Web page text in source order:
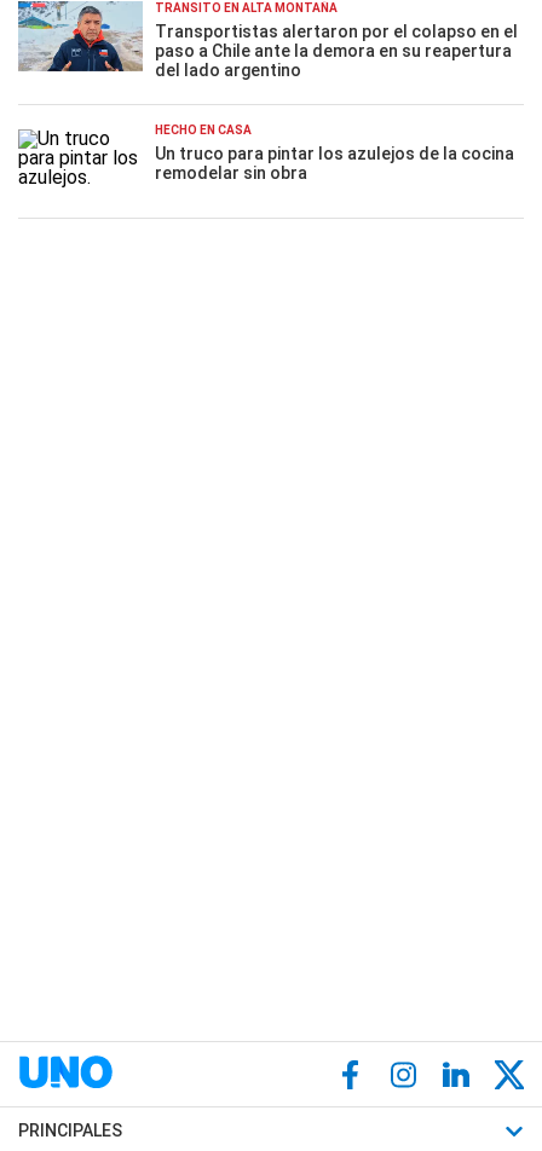
TRÁNSITO EN ALTA MONTAÑA
Transportistas alertaron por el colapso en el
paso a Chile ante la demora en su reapertura
del lado argentino
HECHO EN CASA
Un truco para pintar los azulejos de la cocina
remodelar sin obra
PRINCIPALES